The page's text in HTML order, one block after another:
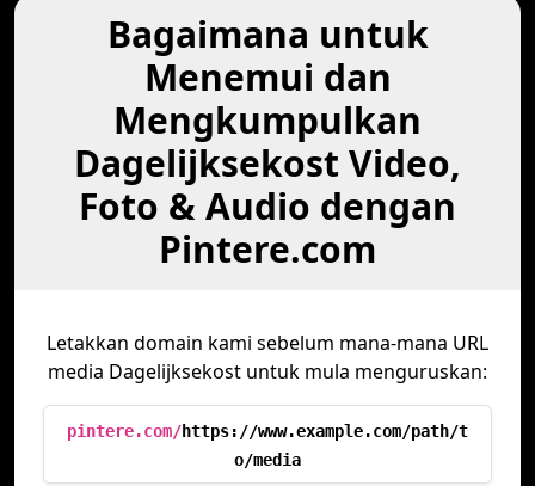
Bagaimana untuk
Menemui dan
Mengkumpulkan
Dagelijksekost Video,
Foto & Audio dengan
Pintere.com
Letakkan domain kami sebelum mana-mana URL
media Dagelijksekost untuk mula menguruskan:
pintere.com/https://www.example.com/path/t
o/media